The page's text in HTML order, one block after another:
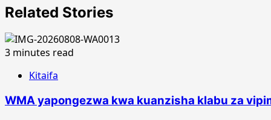
Related Stories
3 minutes read
Kitaifa
WMA yapongezwa kwa kuanzisha klabu za